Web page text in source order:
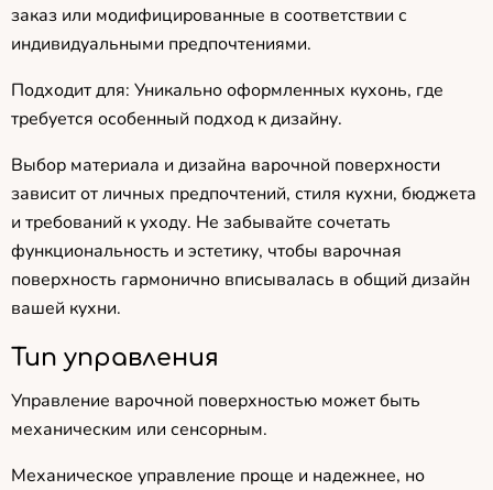
заказ или модифицированные в соответствии с
индивидуальными предпочтениями.
Подходит для: Уникально оформленных кухонь, где
требуется особенный подход к дизайну.
Выбор материала и дизайна варочной поверхности
зависит от личных предпочтений, стиля кухни, бюджета
и требований к уходу. Не забывайте сочетать
функциональность и эстетику, чтобы варочная
поверхность гармонично вписывалась в общий дизайн
вашей кухни.
Тип управления
Управление варочной поверхностью может быть
механическим или сенсорным.
Механическое управление проще и надежнее, но